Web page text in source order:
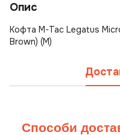
Опис
Кофта M-Tac Legatus
Brown) (M)
Способи